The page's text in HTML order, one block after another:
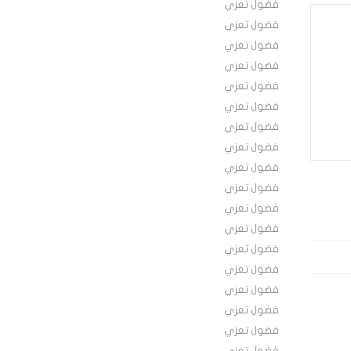
فضول تعزي
فضول تعزي
فضول تعزي
فضول تعزي
فضول تعزي
فضول تعزي
فضول تعزي
فضول تعزي
فضول تعزي
فضول تعزي
فضول تعزي
فضول تعزي
فضول تعزي
فضول تعزي
فضول تعزي
فضول تعزي
فضول تعزي